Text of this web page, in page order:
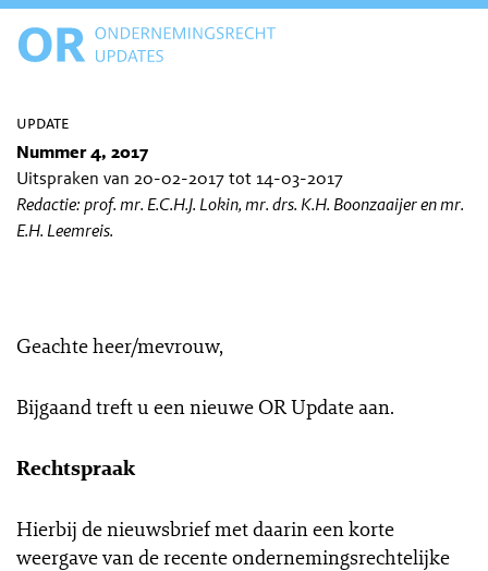
update
Nummer 4, 2017
Uitspraken van 20-02-2017 tot 14-03-2017
Redactie: prof. mr. E.C.H.J. Lokin, mr. drs. K.H. Boonzaaijer en mr.
E.H. Leemreis.
Geachte heer/mevrouw,
Bijgaand treft u een nieuwe OR Update aan.
Rechtspraak
Hierbij de nieuwsbrief met daarin een korte
weergave van de recente ondernemingsrechtelijke